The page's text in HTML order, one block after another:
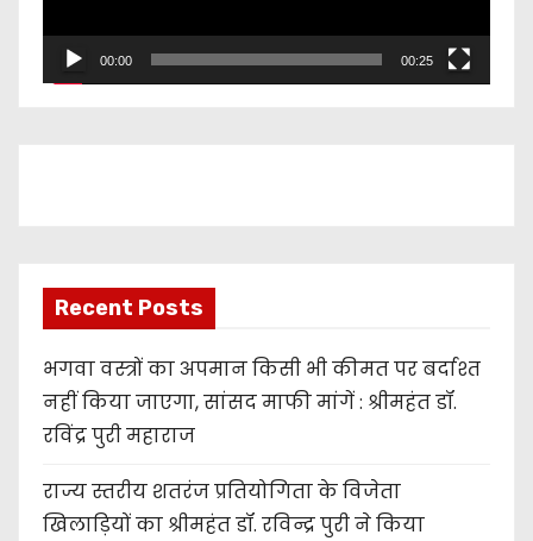
a
00:00 00:25
Recent Posts
भगवा वस्त्रों का अपमान किसी भी कीमत पर बर्दाश्त
नहीं किया जाएगा, सांसद माफी मांगें : श्रीमहंत डॉ.
रविंद्र पुरी महाराज
राज्य स्तरीय शतरंज प्रतियोगिता के विजेता
खिलाड़ियों का श्रीमहंत डॉ. रविन्द्र पुरी ने किया